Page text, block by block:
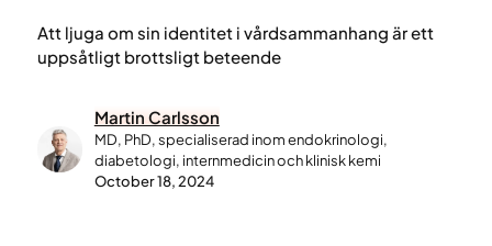
Att ljuga om sin identitet i vårdsammanhang är ett
uppsåtligt brottsligt beteende
Martin Carlsson
MD, PhD, specialiserad inom endokrinologi,
diabetologi, internmedicin och klinisk kemi
October 18, 2024